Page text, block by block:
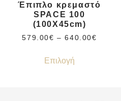
Έπιπλο κρεμαστό
SPACE 100
(100X45cm)
579.00€ – 640.00€
Επιλογή